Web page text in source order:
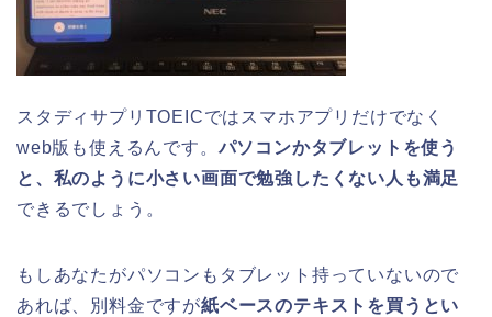
スタディサプリTOEICではスマホアプリだけでなく
web版も使えるんです。 パソコンかタブレットを使う
と、私のように小さい画面で勉強したくない人も満足
できるでしょう。
もしあなたがパソコンもタブレット持っていないので
あれば、別料金ですが紙ベースのテキストを買うとい